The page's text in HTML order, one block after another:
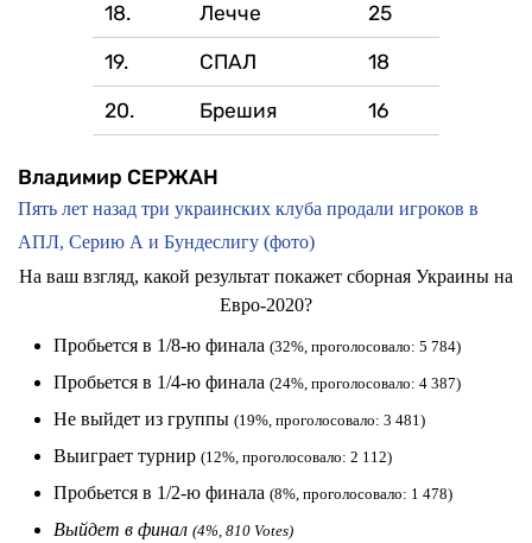
18. Лечче 25
19. СПАЛ 18
20. Брешия 16
Владимир СЕРЖАН
Пять лет назад три украинских клуба продали игроков в
АПЛ, Серию А и Бундеслигу (фото)
На ваш взгляд, какой результат покажет сборная Украины на
Евро-2020?
Пробьется в 1/8-ю финала (32%, проголосовало: 5 784)
Пробьется в 1/4-ю финала (24%, проголосовало: 4 387)
Не выйдет из группы (19%, проголосовало: 3 481)
Выиграет турнир (12%, проголосовало: 2 112)
Пробьется в 1/2-ю финала (8%, проголосовало: 1 478)
Выйдет в финал (4%, 810 Votes)